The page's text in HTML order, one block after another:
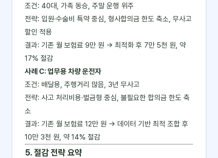
조건: 40대, 가족 동승, 주말 운행 위주
전략: 입원·수술비 특약 중심, 형사합의금 한도 축소, 무사고
할인 적용
결과: 기존 월 보험료 9만 원 → 최적화 후 7만 5천 원, 약
17% 절감
사례 C: 업무용 차량 운전자
조건: 배달용, 주행거리 많음, 3년 무사고
전략: 사고 처리비용·벌금형 중심, 불필요한 합의금 한도 축
소
결과: 기존 월 보험료 12만 원 → 데이터 기반 최적 조합 후
10만 3천 원, 약 14% 절감
5. 절감 전략 요약